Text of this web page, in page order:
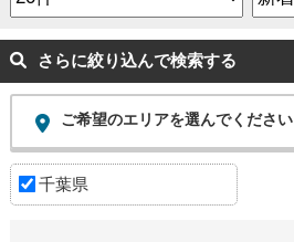
さらに絞り込んで検索する
ご希望のエリアを選んでください
千葉県